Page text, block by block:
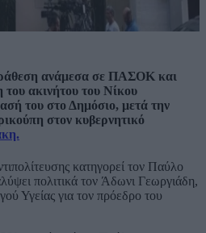
ανάμεσα σε ΠΑΣΟΚ και
ακινήτου του Νίκου
του στο Δημόσιο, μετά την
στον κυβερνητικό
κατηγορεί τον Παύλο
πολιτικά τον Άδωνι Γεωργιάδη,
Υγείας για τον πρόεδρο του